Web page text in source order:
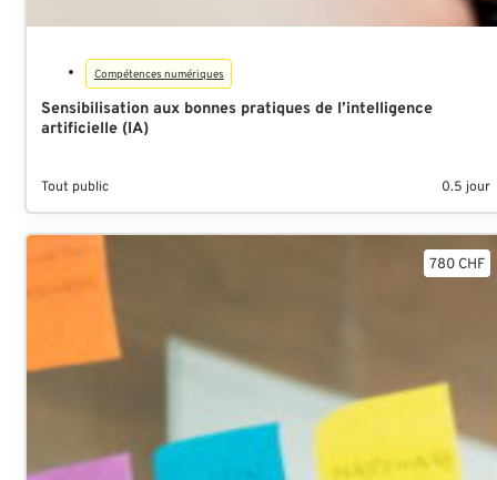
Compétences numériques
Sensibilisation aux bonnes pratiques de l’intelligence
artificielle (IA)
Tout public 0.5 jour
780 CHF